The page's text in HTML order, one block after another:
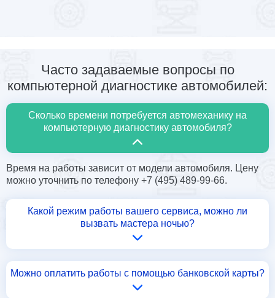
Часто задаваемые вопросы по
компьютерной диагностике автомобилей:
Сколько времени потребуется автомеханику на
компьютерную диагностику автомобиля?
Время на работы зависит от модели автомобиля. Цену
можно уточнить по телефону +7 (495) 489-99-66.
Какой режим работы вашего сервиса, можно ли
вызвать мастера ночью?
Можно оплатить работы с помощью банковской карты?